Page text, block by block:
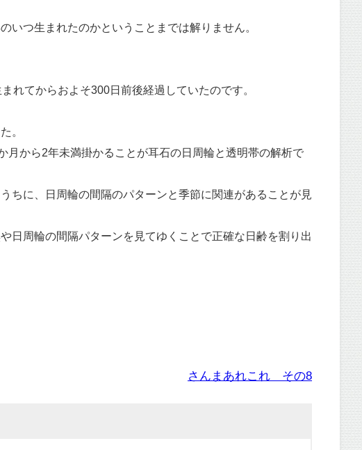
いつ生まれたのかということまでは解りません。
れてからおよそ300日前後経過していたのです。
。
から2年未満掛かることが耳石の日周輪と透明帯の解析で
ちに、日周輪の間隔のパターンと季節に関連があることが見
日周輪の間隔パターンを見てゆくことで正確な日齢を割り出
さんまあれこれ その8